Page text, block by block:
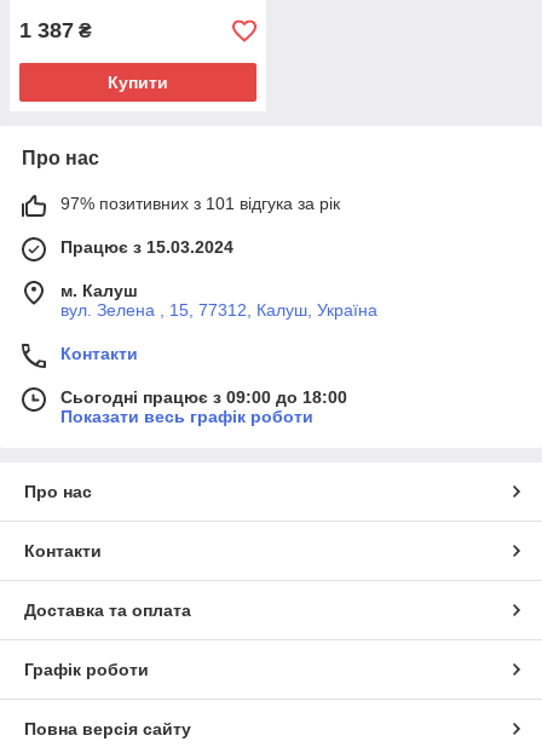
1 387 ₴
Купити
Про нас
97% позитивних з 101 відгука за рік
Працює з 15.03.2024
м. Калуш
вул. Зелена , 15, 77312, Калуш, Україна
Контакти
Сьогодні працює з 09:00 до 18:00
Показати весь графік роботи
Про нас
Контакти
Доставка та оплата
Графік роботи
Повна версія сайту